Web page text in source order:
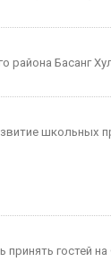
на канале